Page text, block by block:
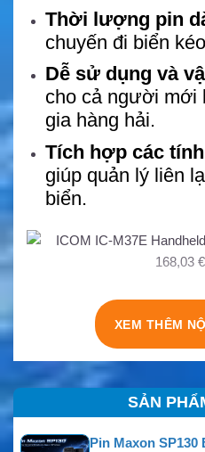
Thời lượng pin
chuyến đi biển
Dễ sử dụng và
cho cả người mới
gia hàng hải.
Tích hợp các
giúp quản lý liên
biển.
XEM THÊM
SẢN
Pin Maxon SP130